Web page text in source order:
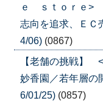
ｅ ｓｔｏｒｅ>
志向を追求、ＥＣ
4/06) (0867)
【老舗の挑戦】
妙香園／若年層の
6/01/25) (0857)